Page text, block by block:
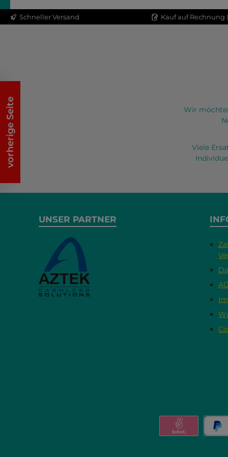
Sie hiermit die
Überwurfmutter einfach
Schneller Versand Kauf auf Rechnung
Wir
Viele
UNSER PARTNER
vorherige Seite